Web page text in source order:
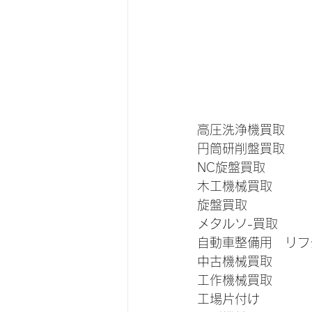
高圧洗浄機買取
円筒研削盤買取
NC旋盤買取
木工機械買取
旋盤買取
メタルソ-買取
自動車整備用　リ
中古機械買取
工作機械買取
工場片付け